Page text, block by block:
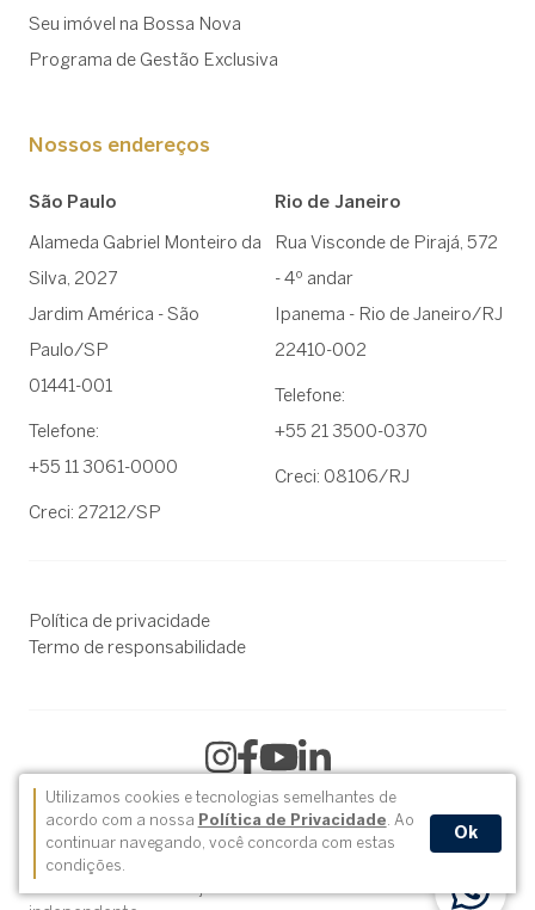
Utilizamos cookies e tecnologias semelhantes de
acordo com a nossa Política de Privacidade. Ao
continuar navegando, você concorda com estas
condições.
Ok
Seu imóvel na Bossa Nova
Programa de Gestão Exclusiva
Nossos endereços
São Paulo
Alameda Gabriel Monteiro da
Silva, 2027
Jardim América - São
Paulo/SP
01441-001
Telefone:
+55 11 3061-0000
Creci: 27212/SP
Rio de Janeiro
Rua Visconde de Pirajá, 572
- 4º andar
Ipanema - Rio de Janeiro/RJ
22410-002
Telefone:
+55 21 3500-0370
Creci: 08106/RJ
Política de privacidade
Termo de responsabilidade
2004-2026 © Sotheby´s International Realty® é uma marca
registada da Sotheby´s International Realty Affiliates